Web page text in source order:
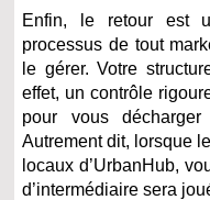
Enfin, le retour est
processus de tout
le gérer. Votre
effet, un contrôle
pour vous
Autrement dit, lorsque
locaux d’UrbanHub,
d’intermédiaire sera